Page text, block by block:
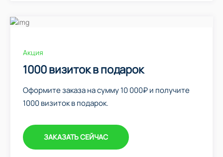
Акция
1000 визиток в подарок
Оформите заказа на сумму 10 000₽ и получите
1000 визиток в подарок.
ЗАКАЗАТЬ СЕЙЧАС